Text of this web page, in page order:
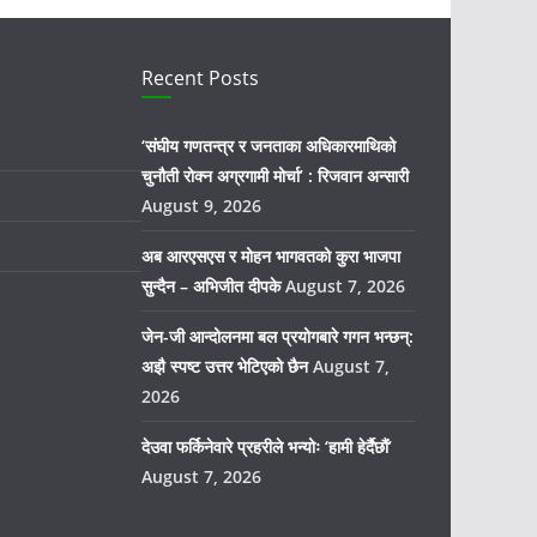
Recent Posts
‘संघीय गणतन्त्र र जनताका अधिकारमाथिको
चुनौती रोक्न अग्रगामी मोर्चा’ : रिजवान अन्सारी
August 9, 2026
अब आरएसएस र मोहन भागवतको कुरा भाजपा
सुन्दैन – अभिजीत दीपके August 7, 2026
जेन-जी आन्दोलनमा बल प्रयोगबारे गगन भन्छन्:
अझै स्पष्ट उत्तर भेटिएको छैन August 7,
2026
देउवा फर्किनेवारे प्रहरीले भन्योः ‘हामी हेर्दैछौं’
August 7, 2026